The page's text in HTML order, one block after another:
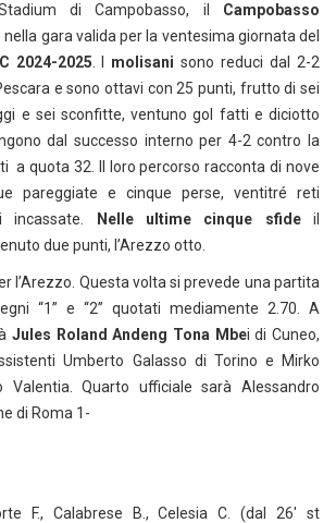
di Campobasso, il Campobasso
nella gara valida per la ventesima giornata del
2024-2025. I molisani sono reduci dal 2-2
e sono ottavi con 25 punti, frutto di sei
e sei sconfitte, ventuno gol fatti e diciotto
dal successo interno per 4-2 contro la
a quota 32. Il loro percorso racconta di nove
pareggiate e cinque perse, ventitré reti
incassate.
Nelle ultime cinque sfideil
due punti, l’Arezzo otto.
l’Arezzo. Questa volta si prevede una partita
“1” e “2” quotati mediamente 2.70. A
Jules Roland Andeng Tona Mbei di Cuneo,
Umberto Galasso di Torino e Mirko
Valentia. Quarto ufficiale sarà Alessandro
di Roma 1-
F., Calabrese B., Celesia C. (dal 26′ st